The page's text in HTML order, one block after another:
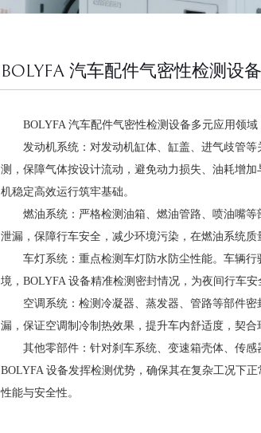
BOLYFA 汽车配件气密性检测设备
BOLYFA 汽车配件气密性检测设备多元应用领域
发动机系统：对发动机缸体、缸盖、进气歧管等
测，保障气体按设计流动，避免动力损失、油耗增加
机稳定高效运行筑牢基础。
燃油系统：严格检测油箱、燃油管路、喷油嘴等
泄漏，保障行车安全，减少环境污染，在燃油系统质
车灯系统：重点检测车灯防水防尘性能。车辆
境，BOLYFA 设备精准检测密封情况，为夜间行车安
空调系统：检测冷凝器、蒸发器、管路等部件
漏，保证空调制冷制热效果，提升车内舒适度，契合
其他零部件：针对刹车系统、变速箱壳体、传感
BOLYFA 设备发挥检测优势，确保其在复杂工况下
性能与安全性。